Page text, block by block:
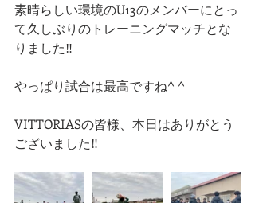
素晴らしい環境のU13のメンバーにとっ
て久しぶりのトレーニングマッチとな
りました‼️
やっぱり試合は最高ですね^ ^
VITTORIASの皆様、本日はありがとう
ございました‼️